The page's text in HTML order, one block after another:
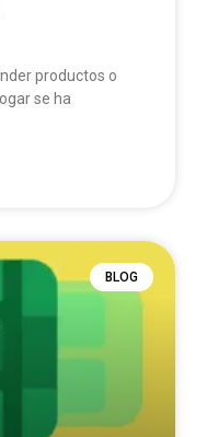
productos o
se ha
BLOG